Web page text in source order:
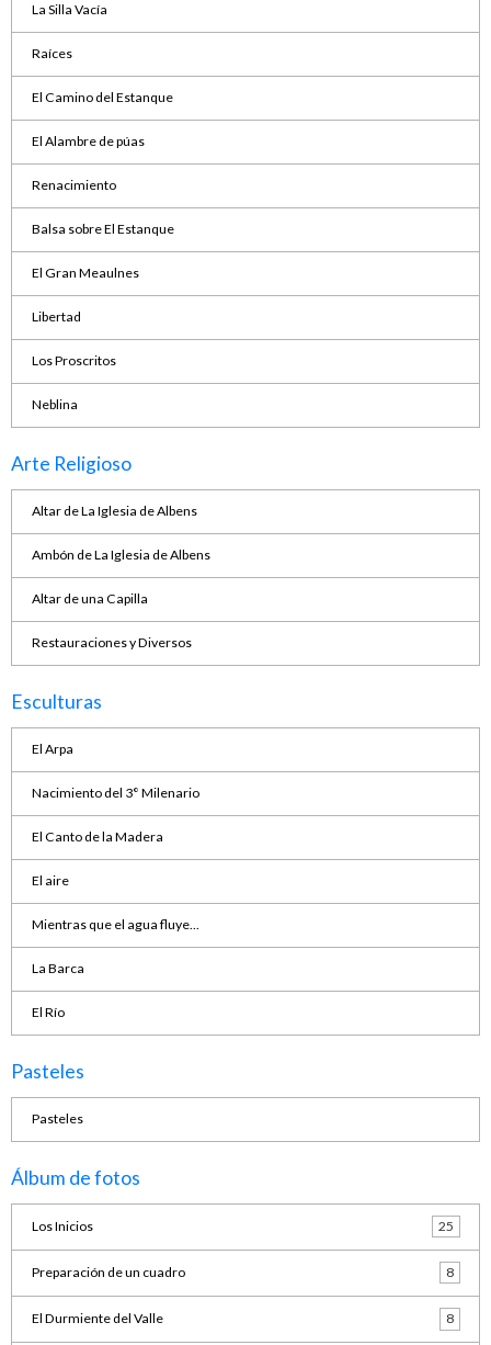
La Silla Vacía
Raíces
El Camino del Estanque
El Alambre de púas
Renacimiento
Balsa sobre El Estanque
El Gran Meaulnes
Libertad
Los Proscritos
Neblina
Arte Religioso
Altar de La Iglesia de Albens
Ambón de La Iglesia de Albens
Altar de una Capilla
Restauraciones y Diversos
Esculturas
El Arpa
Nacimiento del 3° Milenario
El Canto de la Madera
El aire
Mientras que el agua fluye...
La Barca
El Río
Pasteles
Pasteles
Álbum de fotos
Los Inicios 25
Preparación de un cuadro 8
El Durmiente del Valle 8